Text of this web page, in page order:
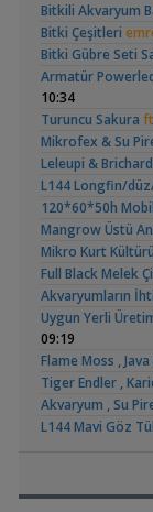
15 Litre
Durustyilan,
Akvaryum ve Tür
Sobo Aq 907 F
Malzemeler ve
Sobo Aq 900
Filtreleme
Akvaryum
Yeni Üye Forumu
Co2 Dolum Yeri
Işık CO2 ve
Tür Önerisi
Akvaryum ve Tür
Lowtech
Akvaryum
Frontoza
Cinsiyet ve Tür
Ciklet Balığı
Yeni Üye Forumu
Basit Melek Ve
Karidesler
Head
Vlog
Hongsloi
Betta
Ramshorn
Her
Bitkili Akvaryum
Bitki Çeşitleri
Bitki Gübre Seti
Armatür
10:34
Turuncu Sakura
Mikrofex & Su
Leleupi &
L144 Longfin/
120*60*50h
Mangrow Üstü
Mikro Kurt
Full Black Melek
Akvaryumların
Uygun Yerli
09:19
Flame Moss ,
Tiger Endler ,
Akvaryum , Su
L144 Mavi Göz
Dophin C1300
MEHMET08:48